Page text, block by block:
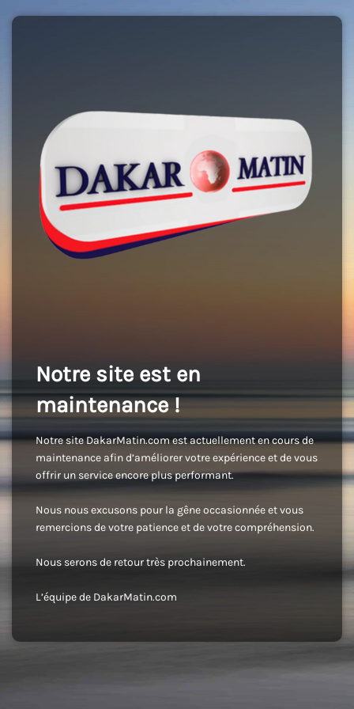
Notre site est en
maintenance !
Notre site DakarMatin.com est actuellement en cours de
maintenance afin d’améliorer votre expérience et de vous
offrir un service encore plus performant.
Nous nous excusons pour la gêne occasionnée et vous
remercions de votre patience et de votre compréhension.
Nous serons de retour très prochainement.
L’équipe de DakarMatin.com